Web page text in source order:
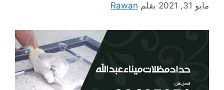
مايو 31, 2021 بقلم Rawan